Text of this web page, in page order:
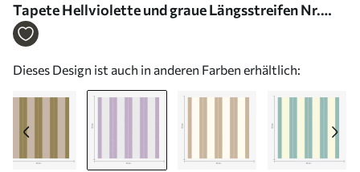
Tapete Hellviolette und graue Längsstreifen Nr.
a01181v3
Dieses Design ist auch in anderen Farben erhältlich: